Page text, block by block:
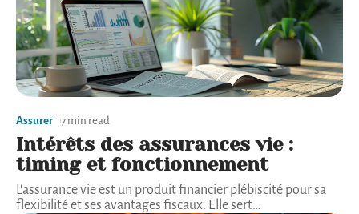
Assurer 7 min read
Intérêts des assurances vie :
timing et fonctionnement
L'assurance vie est un produit financier plébiscité pour sa
flexibilité et ses avantages fiscaux. Elle sert…